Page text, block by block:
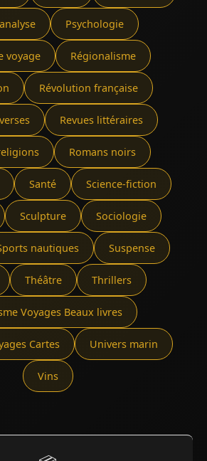
Psychologie
voyage Régionalisme
Révolution française
Revues littéraires
Romans noirs
Santé Science-fiction
Sculpture Sociologie
nautiques Suspense
Théâtre Thrillers
Voyages Beaux livres
Cartes Univers marin
Vins